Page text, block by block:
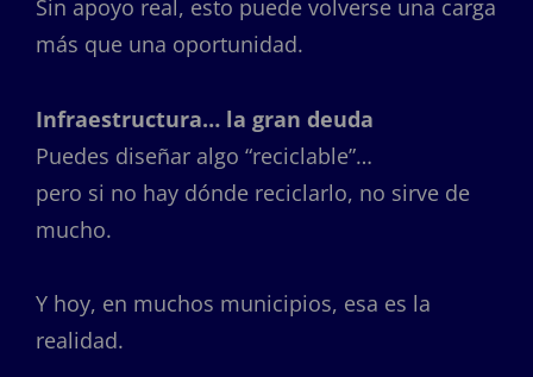
Sin apoyo real, esto puede volverse una carga
más que una oportunidad.
Infraestructura… la gran deuda
Puedes diseñar algo “reciclable”…
pero si no hay dónde reciclarlo, no sirve de
mucho.
Y hoy, en muchos municipios, esa es la
realidad.